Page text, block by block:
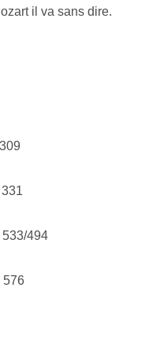
il va sans dire.
533/494
576